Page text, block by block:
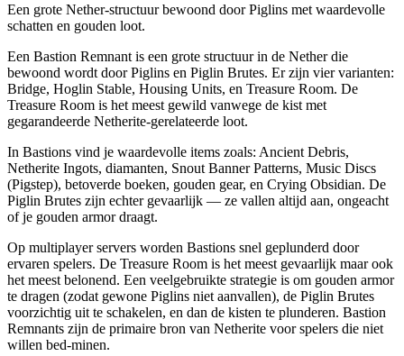
Een grote Nether-structuur bewoond door Piglins met waardevolle
schatten en gouden loot.
Een Bastion Remnant is een grote structuur in de Nether die
bewoond wordt door Piglins en Piglin Brutes. Er zijn vier varianten:
Bridge, Hoglin Stable, Housing Units, en Treasure Room. De
Treasure Room is het meest gewild vanwege de kist met
gegarandeerde Netherite-gerelateerde loot.
In Bastions vind je waardevolle items zoals: Ancient Debris,
Netherite Ingots, diamanten, Snout Banner Patterns, Music Discs
(Pigstep), betoverde boeken, gouden gear, en Crying Obsidian. De
Piglin Brutes zijn echter gevaarlijk — ze vallen altijd aan, ongeacht
of je gouden armor draagt.
Op multiplayer servers worden Bastions snel geplunderd door
ervaren spelers. De Treasure Room is het meest gevaarlijk maar ook
het meest belonend. Een veelgebruikte strategie is om gouden armor
te dragen (zodat gewone Piglins niet aanvallen), de Piglin Brutes
voorzichtig uit te schakelen, en dan de kisten te plunderen. Bastion
Remnants zijn de primaire bron van Netherite voor spelers die niet
willen bed-minen.